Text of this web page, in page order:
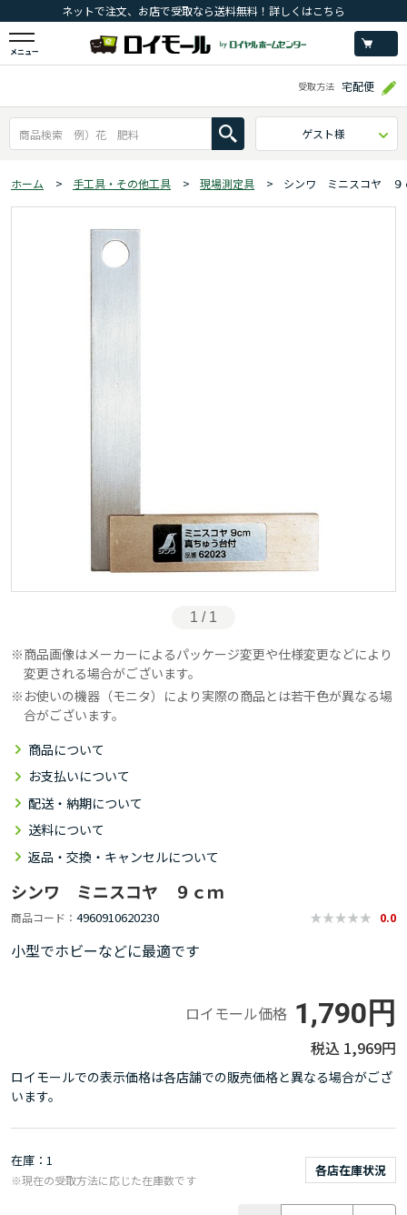
ネットで注文、お店で受取なら送料無料！詳しくはこちら
メニュー
受取方法 宅配便
ゲスト様
ホーム > 手工具・その他工具 > 現場測定具 > シンワ ミニスコヤ ９
1 / 1
商品画像はメーカーによるパッケージ変更や仕様変更などにより
変更される場合がございます。
お使いの機器（モニタ）により実際の商品とは若干色が異なる場
合がございます。
商品について
お支払いについて
配送・納期について
送料について
返品・交換・キャンセルについて
シンワ ミニスコヤ ９ｃｍ
商品コード 4960910620230 0.0
小型でホビーなどに最適です
ロイモール価格 1,790円
1,969円
ロイモールでの表示価格は各店舗での販売価格と異なる場合がござ
います。
在庫 1
各店在庫状況
※現在の受取方法に応じた在庫数です